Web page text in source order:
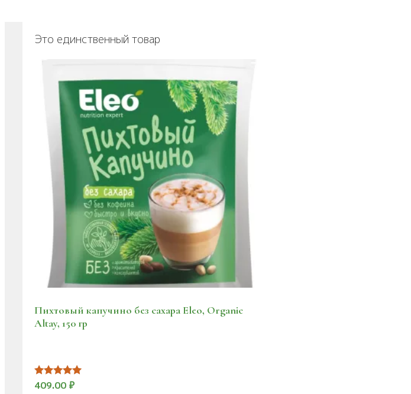
Это единственный товар
Пихтовый капучино без сахара Eleo, Organic
Altay, 150 гр
Оценка
409.00 ₽